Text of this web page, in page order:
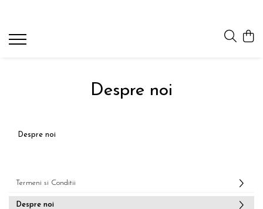
Despre noi
Despre noi
Termeni si Conditii
Despre noi